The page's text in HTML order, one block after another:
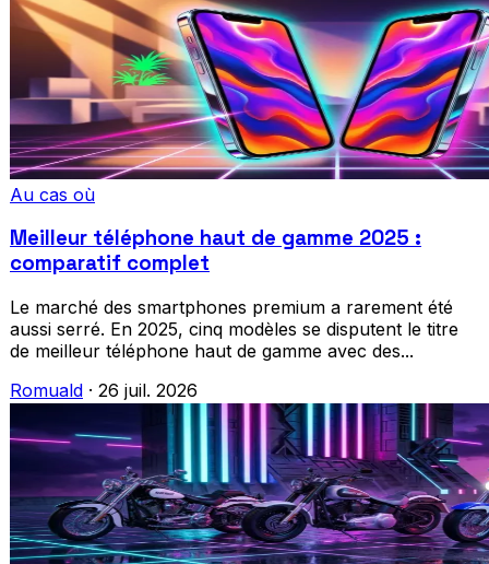
Au cas où
Meilleur téléphone haut de gamme 2025 :
comparatif complet
Le marché des smartphones premium a rarement été
aussi serré. En 2025, cinq modèles se disputent le titre
de meilleur téléphone haut de gamme avec des...
Romuald · 26 juil. 2026